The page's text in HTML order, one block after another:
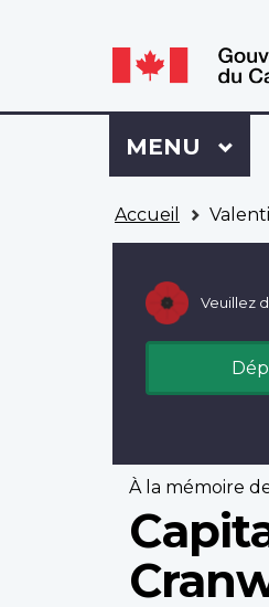
Language
switcher
Language
switcher
Se
connecter
à
Dossier
Menu
MENU
Accueil
Veuillez
À la mémoire